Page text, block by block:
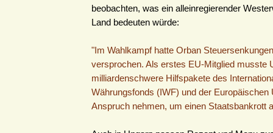
beobachten, was ein alleinregierender
Land bedeuten würde:
"Im Wahlkampf hatte Orban
versprochen. Als erstes EU-Mitglied musste
milliardenschwere Hilfspakete des
Währungsfonds (IWF) und der Europäischen
Anspruch nehmen, um einen Staatsbankrott